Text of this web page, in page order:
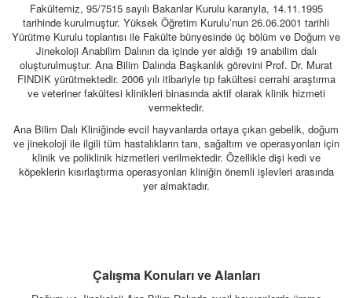
Fakültemiz, 95/7515 sayılı Bakanlar Kurulu kararıyla, 14.11.1995
tarihinde kurulmuştur. Yüksek Öğretim Kurulu’nun 26.06.2001 tarihli
Yürütme Kurulu toplantısı ile Fakülte bünyesinde üç bölüm ve Doğum ve
Jinekoloji Anabilim Dalının da içinde yer aldığı 19 anabilim dalı
oluşturulmuştur. Ana Bilim Dalında Başkanlık görevini Prof. Dr. Murat
FINDIK yürütmektedir. 2006 yılı itibariyle tıp fakültesi cerrahi araştırma
ve veteriner fakültesi klinikleri binasında aktif olarak klinik hizmeti
vermektedir.
Ana Bilim Dalı Kliniğinde evcil hayvanlarda ortaya çıkan gebelik, doğum
ve jinekoloji ile ilgili tüm hastalıkların tanı, sağaltım ve operasyonları için
klinik ve poliklinik hizmetleri verilmektedir. Özellikle dişi kedi ve
köpeklerin kısırlaştırma operasyonları kliniğin önemli işlevleri arasında
yer almaktadır.
Çalışma Konuları ve Alanları